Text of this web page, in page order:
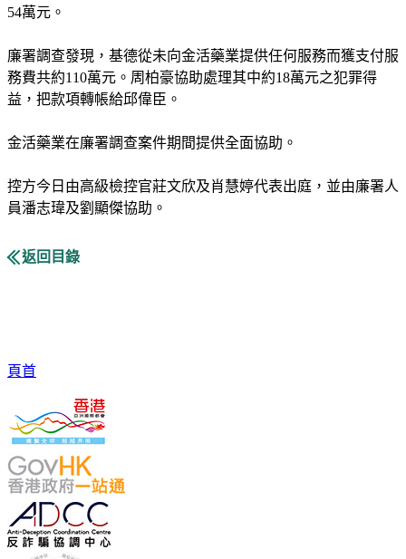
54萬元。
廉署調查發現，基德從未向金活藥業提供任何服務而獲支付服
務費共約110萬元。周柏豪協助處理其中約18萬元之犯罪得
益，把款項轉帳給邱偉臣。
金活藥業在廉署調查案件期間提供全面協助。
控方今日由高級檢控官莊文欣及肖慧婷代表出庭，並由廉署人
員潘志瑋及劉顯傑協助。
返回目錄
頁首